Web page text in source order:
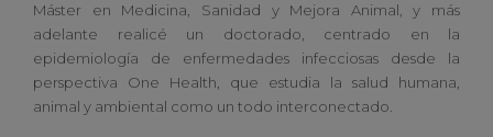
Máster en Medicina, Sanidad y Mejora Animal, y más
adelante realicé un doctorado, centrado en la
epidemiología de enfermedades infecciosas desde la
perspectiva One Health, que estudia la salud humana,
animal y ambiental como un todo interconectado.